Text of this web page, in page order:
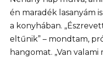
én maradék lasanyám
a konyhában.
eltűnik” – mondtam,
hangomat. „Van